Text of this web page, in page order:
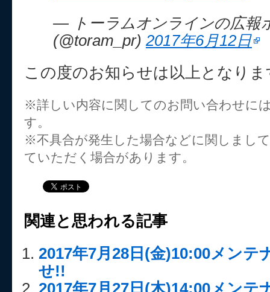
— トーラムオンラインの広報
(@toram_pr) 2017年6月12日
この度のお知らせは以上となりま
※詳しい内容に関してのお問い合わせに
す。
※不具合が発生した場合などに関しまし
ていただく場合があります。
関連と思われる記事
2017年7月28日(金)10:00メンテ
せ!!
2017年7月27日(木)14:00メンテ